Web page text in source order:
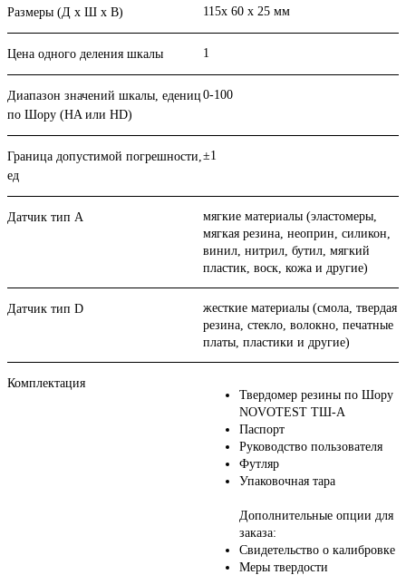
Размеры (Д х Ш х В) 115х 60 х 25 мм
Цена одного деления шкалы 1
Диапазон значений шкалы, едениц
по Шору (HA или HD)
0-100
Граница допустимой погрешности,
ед
±1
Датчик тип А
мягкие материалы (эластомеры,
мягкая резина, неоприн, силикон,
винил, нитрил, бутил, мягкий
пластик, воск, кожа и другие)
Датчик тип D
жесткие материалы (смола, твердая
резина, стекло, волокно, печатные
платы, пластики и другие)
Комплектация
Твердомер резины по Шору
NOVOTEST ТШ-А
Паспорт
Руководство пользователя
Футляр
Упаковочная тара
Дополнительные опции для
заказа:
Свидетельство о калибровке
Меры твердости